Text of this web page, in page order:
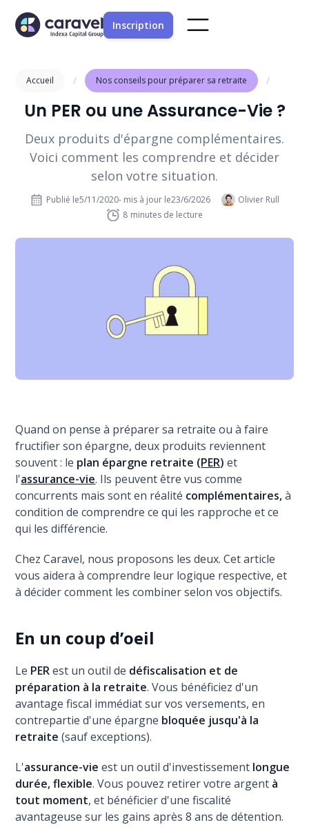
Inscription
Accueil / Nos conseils pour préparer sa retraite /
Un PER ou une Assurance-Vie ?
Deux produits d'épargne complémentaires.
Voici comment les comprendre et décider
selon votre situation.
Publié le5/11/2020- mis à jour le23/6/2026
Olivier Rull
8 minutes de lecture
Quand on pense à préparer sa retraite ou à faire
fructifier son épargne, deux produits reviennent
souvent : le plan épargne retraite (PER) et
l'assurance-vie. Ils peuvent être vus comme
concurrents mais sont en réalité complémentaires,à
condition de comprendre ce qui les rapproche et ce
qui les différencie.
Chez Caravel, nous proposons les deux. Cet article
vous aidera à comprendre leur logique respective, et
à décider comment les combiner selon vos objectifs.
En un coup d’oeil
Le PERest un outil de défiscalisation et de
préparation à la retraite. Vous bénéficiez d'un
avantage fiscal immédiat sur vos versements, en
contrepartie d'une épargne bloquée jusqu'à la
retraite (sauf exceptions).
L'assurance-vie est un outil d'investissement longue
durée, flexible. Vous pouvez retirer votre argent à
tout moment, et bénéficier d'une fiscalité
avantageuse sur les gains après 8 ans de détention.